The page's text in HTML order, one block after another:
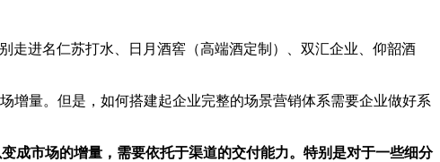
走进名仁苏打水、日月酒窖（高端酒定制）、双汇企业、仰韶酒
增量。但是，如何搭建起企业完整的场景营销体系需要企业做好系
成市场的增量，需要依托于渠道的交付能力。特别是对于一些细分